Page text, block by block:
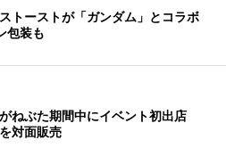
トーストが「ガンダム」とコラボ
包装も
がねぶた期間中にイベント初出店
対面販売